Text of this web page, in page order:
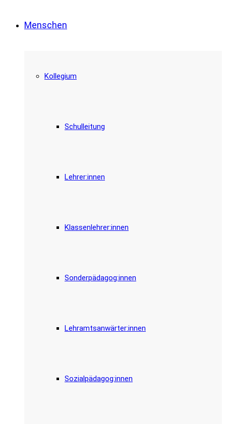
Menschen
Kollegium
Schulleitung
Lehrer:innen
Klassenlehrer:innen
Sonderpädagog:innen
Lehramtsanwärter:innen
Sozialpädagog:innen